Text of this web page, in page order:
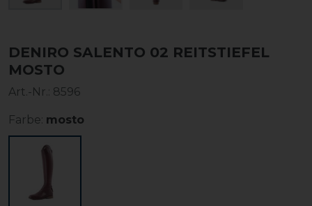
DENIRO SALENTO 02 REITSTIEFEL
MOSTO
Art.-Nr.: 8596
Farbe: mosto